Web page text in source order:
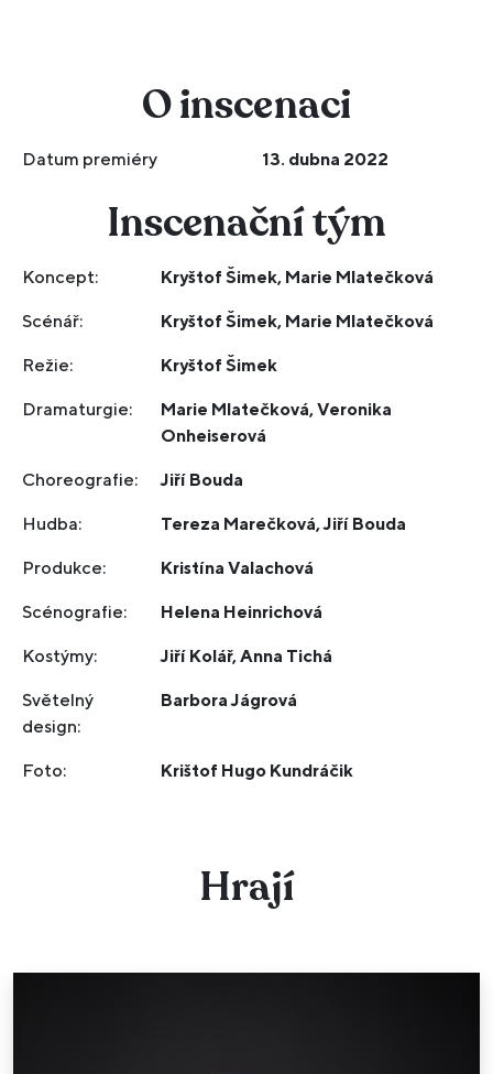
O inscenaci
Datum premiéry 13. dubna 2022
Inscenační tým
Koncept: Kryštof Šimek, Marie Mlatečková
Scénář: Kryštof Šimek, Marie Mlatečková
Režie: Kryštof Šimek
Dramaturgie:
Marie Mlatečková, Veronika
Onheiserová
Choreografie: Jiří Bouda
Hudba: Tereza Marečková, Jiří Bouda
Produkce: Kristína Valachová
Scénografie: Helena Heinrichová
Kostýmy: Jiří Kolář, Anna Tichá
Světelný
design:
Barbora Jágrová
Foto: Krištof Hugo Kundráčik
Hrají